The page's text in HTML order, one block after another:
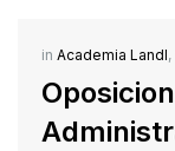
in Academia Landl,